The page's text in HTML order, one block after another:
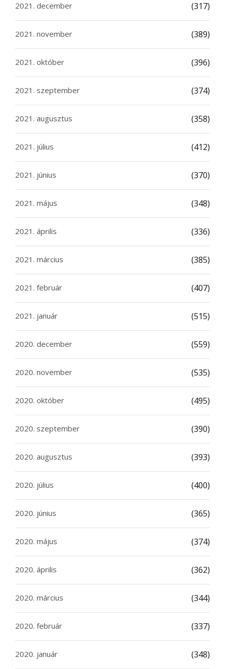
2021. december (317)
2021. november (389)
2021. október (396)
2021. szeptember (374)
2021. augusztus (358)
2021. július (412)
2021. június (370)
2021. május (348)
2021. április (336)
2021. március (385)
2021. február (407)
2021. január (515)
2020. december (559)
2020. november (535)
2020. október (495)
2020. szeptember (390)
2020. augusztus (393)
2020. július (400)
2020. június (365)
2020. május (374)
2020. április (362)
2020. március (344)
2020. február (337)
2020. január (348)